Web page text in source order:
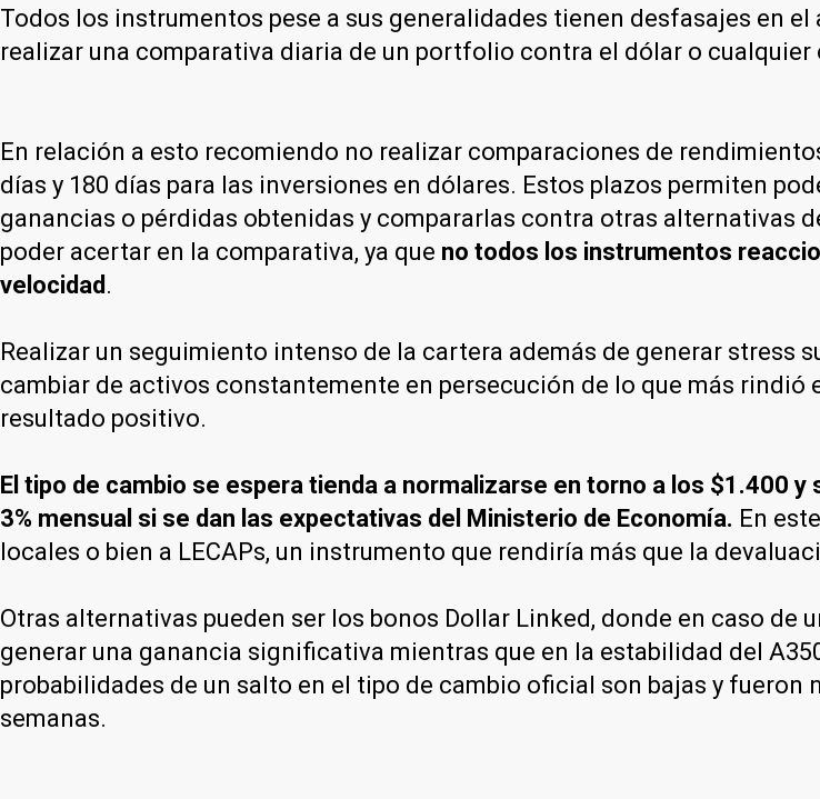
Todos los instrumentos pese a sus generalidades tienen desfasajes en
realizar una comparativa diaria de un portfolio contra el dólar o cualquier
En relación a esto recomiendo no realizar comparaciones de
días y 180 días para las inversiones en dólares. Estos plazos permiten
ganancias o pérdidas obtenidas y compararlas contra otras alternativas
poder acertar en la comparativa, ya que no todos los instrumentos
velocidad .
Realizar un seguimiento intenso de la cartera además de generar stress
cambiar de activos constantemente en persecución de lo que más rindió
resultado positivo.
El tipo de cambio se espera tienda a normalizarse en torno a los $1.400
3% mensual si se dan las expectativas del Ministerio de Economía. En
locales o bien a LECAPs, un instrumento que rendiría más que la
Otras alternativas pueden ser los bonos Dollar Linked, donde en caso
generar una ganancia significativa mientras que en la estabilidad del
probabilidades de un salto en el tipo de cambio oficial son bajas y
semanas.